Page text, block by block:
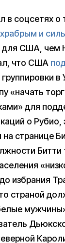
в соцсетях о
и
для США, чем
что США
в
«начать
для
о Рубио,
странице
Битти
избрания
страной